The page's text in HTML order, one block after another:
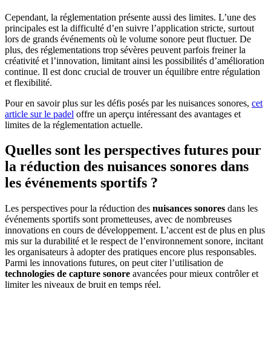
Cependant, la réglementation présente aussi des limites. L’une des
principales est la difficulté d’en suivre l’application stricte, surtout
lors de grands événements où le volume sonore peut fluctuer. De
plus, des réglementations trop sévères peuvent parfois freiner la
créativité et l’innovation, limitant ainsi les possibilités d’amélioration
continue. Il est donc crucial de trouver un équilibre entre régulation
et flexibilité.
Pour en savoir plus sur les défis posés par les nuisances sonores, cet
article sur le padel offre un aperçu intéressant des avantages et
limites de la réglementation actuelle.
Quelles sont les perspectives futures pour
la réduction des nuisances sonores dans
les événements sportifs ?
Les perspectives pour la réduction des nuisances sonores dans les
événements sportifs sont prometteuses, avec de nombreuses
innovations en cours de développement. L’accent est de plus en plus
mis sur la durabilité et le respect de l’environnement sonore, incitant
les organisateurs à adopter des pratiques encore plus responsables.
Parmi les innovations futures, on peut citer l’utilisation de
technologies de capture sonore avancées pour mieux contrôler et
limiter les niveaux de bruit en temps réel.